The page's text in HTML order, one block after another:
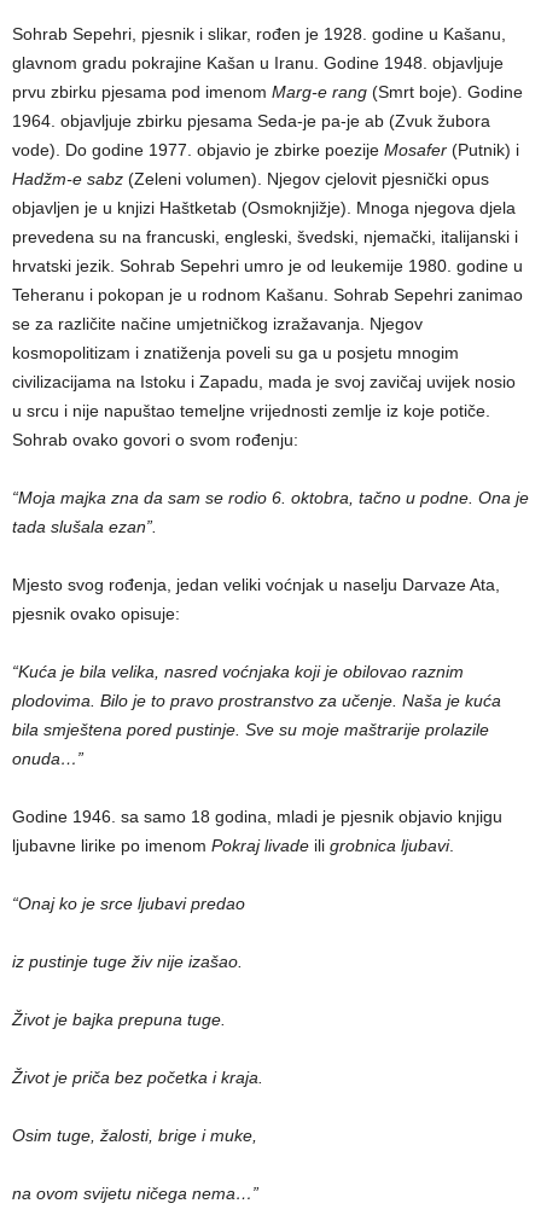
Sohrab Sepehri, pjesnik i slikar, rođen je 1928. godine u Kašanu,
glavnom gradu pokrajine Kašan u Iranu. Godine 1948. objavljuje
prvu zbirku pjesama pod imenom Marg-e rang (Smrt boje). Godine
1964. objavljuje zbirku pjesama Seda-je pa-je ab (Zvuk žubora
vode). Do godine 1977. objavio je zbirke poezije Mosafer (Putnik) i
Hadžm-e sabz (Zeleni volumen). Njegov cjelovit pjesnički opus
objavljen je u knjizi Haštketab (Osmoknjižje). Mnoga njegova djela
prevedena su na francuski, engleski, švedski, njemački, italijanski i
hrvatski jezik. Sohrab Sepehri umro je od leukemije 1980. godine u
Teheranu i pokopan je u rodnom Kašanu. Sohrab Sepehri zanimao
se za različite načine umjetničkog izražavanja. Njegov
kosmopolitizam i znatiženja poveli su ga u posjetu mnogim
civilizacijama na Istoku i Zapadu, mada je svoj zavičaj uvijek nosio
u srcu i nije napuštao temeljne vrijednosti zemlje iz koje potiče.
Sohrab ovako govori o svom rođenju:
“Moja majka zna da sam se rodio 6. oktobra, tačno u podne. Ona je
tada slušala ezan”.
Mjesto svog rođenja, jedan veliki voćnjak u naselju Darvaze Ata,
pjesnik ovako opisuje:
“Kuća je bila velika, nasred voćnjaka koji je obilovao raznim
plodovima. Bilo je to pravo prostranstvo za učenje. Naša je kuća
bila smještena pored pustinje. Sve su moje maštrarije prolazile
onuda…”
Godine 1946. sa samo 18 godina, mladi je pjesnik objavio knjigu
ljubavne lirike po imenom Pokraj livade ili grobnica ljubavi.
“Onaj ko je srce ljubavi predao
iz pustinje tuge živ nije izašao.
Život je bajka prepuna tuge.
Život je priča bez početka i kraja.
Osim tuge, žalosti, brige i muke,
na ovom svijetu ničega nema…”